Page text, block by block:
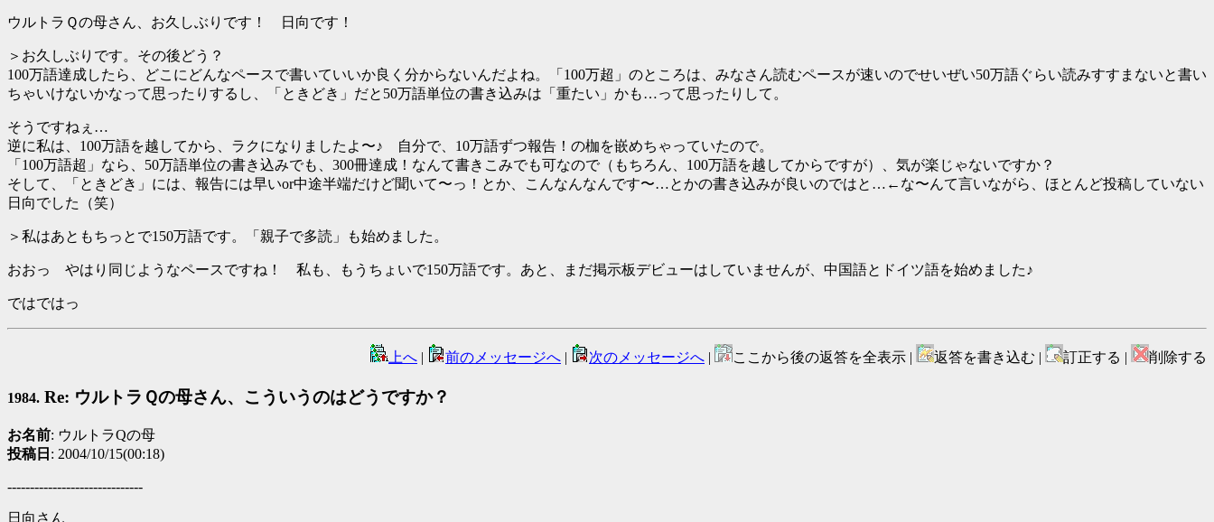
ウルトラＱの母さん、お久しぶりです！ 日向です！
＞お久しぶりです。その後どう？
100万語達成したら、どこにどんなペースで書いていいか良く分からないんだよね。「100万超」のところは、みなさん読むペースが速いのでせいぜい50万語ぐらい読みすすまないと書い
ちゃいけないかなって思ったりするし、「ときどき」だと50万語単位の書き込みは「重たい」かも…って思ったりして。
そうですねぇ…
逆に私は、100万語を越してから、ラクになりましたよ〜♪ 自分で、10万語ずつ報告！の枷を嵌めちゃっていたので。
「100万語超」なら、50万語単位の書き込みでも、300冊達成！なんて書きこみでも可なので（もちろん、100万語を越してからですが）、気が楽じゃないですか？
そして、「ときどき」には、報告には早いor中途半端だけど聞いて〜っ！とか、こんなんなんです〜…とかの書き込みが良いのではと…←な〜んて言いながら、ほとんど投稿していない
日向でした（笑）
＞私はあともちっとで150万語です。「親子で多読」も始めました。
おおっ やはり同じようなペースですね！ 私も、もうちょいで150万語です。あと、まだ掲示板デビューはしていませんが、中国語とドイツ語を始めました♪
ではではっ
上へ 前のメッセージへ 次のメッセージへ ここから後の返答を全表示 | 返答を書き込む | 訂正する | 削除する
1984. Re: ウルトラＱの母さん、こういうのはどうですか？
お名前: ウルトラQの母
投稿日 : 2004/10/15(00:18)
------------------------------
日向さん